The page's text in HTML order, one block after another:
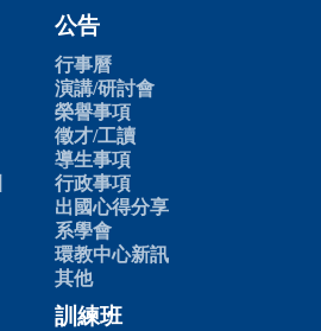
公告
行事曆
演講/研討會
榮譽事項
徵才/工讀
導生事項
行政事項
出國心得分享
系學會
環教中心新訊
其他
訓練班